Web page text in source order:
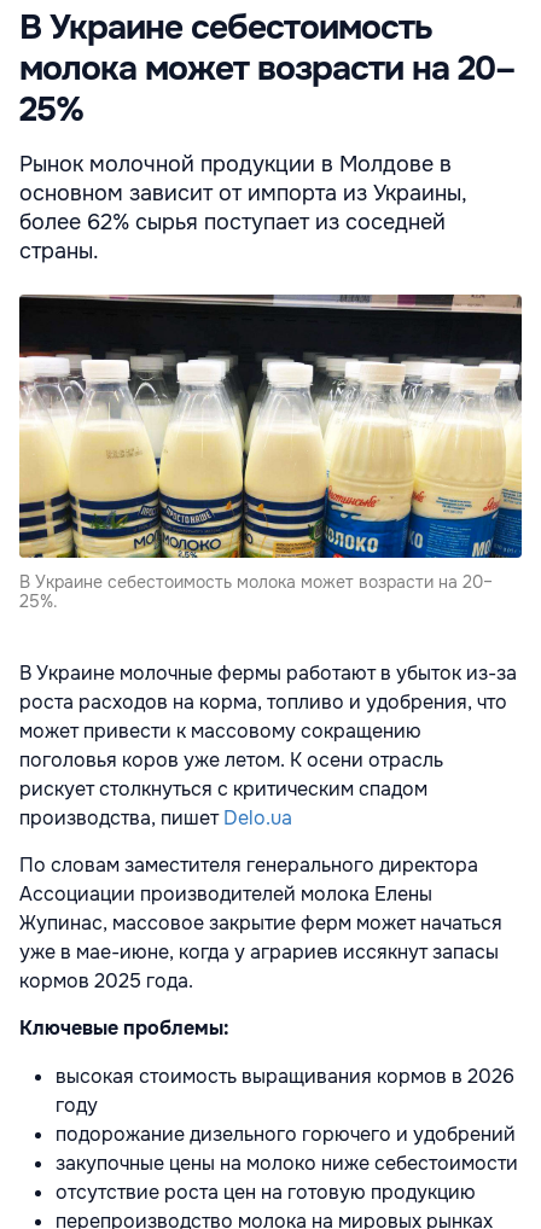
В Украине себестоимость
молока может возрасти на 20–
25%
Рынок молочной продукции в Молдове в
основном зависит от импорта из Украины,
более 62% сырья поступает из соседней
страны.
В Украине себестоимость молока может возрасти на 20–
25%.
В Украине молочные фермы работают в убыток из-за
роста расходов на корма, топливо и удобрения, что
может привести к массовому сокращению
поголовья коров уже летом. К осени отрасль
рискует столкнуться с критическим спадом
производства, пишет Delo.ua
По словам заместителя генерального директора
Ассоциации производителей молока Елены
Жупинас, массовое закрытие ферм может начаться
уже в мае-июне, когда у аграриев иссякнут запасы
кормов 2025 года.
Ключевые проблемы:
высокая стоимость выращивания кормов в 2026
году
подорожание дизельного горючего и удобрений
закупочные цены на молоко ниже себестоимости
отсутствие роста цен на готовую продукцию
перепроизводство молока на мировых рынках